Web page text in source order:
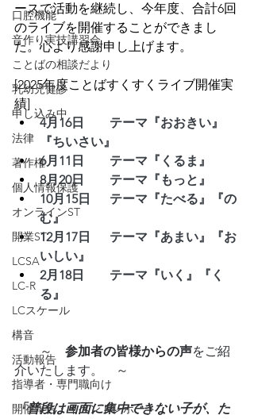
口腔機能
音作り実技講習会
ことばの相談だより
乳幼児健診
申し込み中
法律
著作権
個人情報保護
オンラインST
開業ST
LCSA
LC-R
LCスケール
構音
活動報告
指導者・専門職向け
開催報告・イベントレポート
ースで活動を継続し、今年度、合計6回
のライブを開催することができまし
た。心より感謝申し上げます。
[2025年度ことばすくすくライブ開催実
績]
4月16日　　テーマ『おおきい』
『ちいさい』
6月11日　　テーマ『くるま』
8月20日　　テーマ『もっと』
10月15日　  テーマ『たべる』『の
む』
12月17日　  テーマ『あまい』『お
いしい』
2月18日　　テーマ『いく』『く
る』
～ 参加者の皆様からの声をご紹
介いたします。　～
「普段は画面に集中できない子が、た